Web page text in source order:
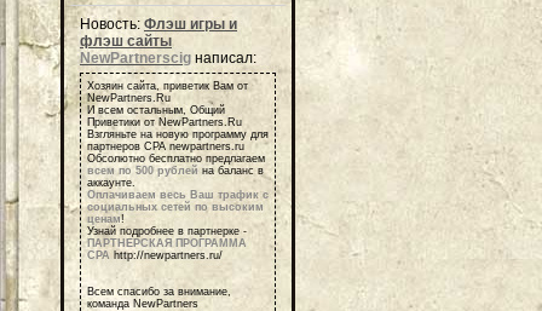
Новость: Флэш игры и
флэш сайты
NewPartnerscig написал:
Хозяин сайта, приветик Вам от
NewPartners.Ru
И всем остальным, Общий
Приветики от NewPartners.Ru
Взгляньте на новую программу для
партнеров СРА newpartners.ru
Обсолютно бесплатно предлагаем
всем по 500 рублей на баланс в
аккаунте.
Оплачиваем весь Ваш трафик с
социальных сетей по высоким
ценам!
Узнай подробнее в партнерке -
ПАРТНЕРСКАЯ ПРОГРАММА
СРА http://newpartners.ru/
Всем спасибо за внимание,
команда NewPartners